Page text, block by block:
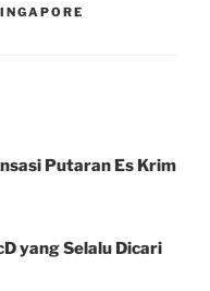
Putaran Es Krim
yang Selalu Dicari